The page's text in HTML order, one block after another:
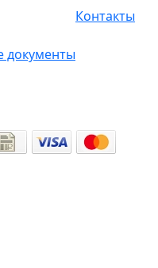
документы
Контакты